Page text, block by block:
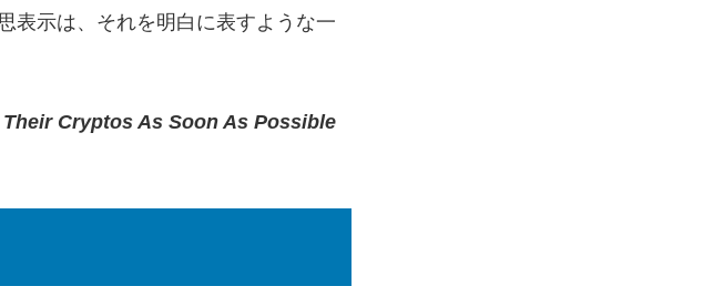
表示は、それを明白に表すような一
Cryptos As Soon As Possible